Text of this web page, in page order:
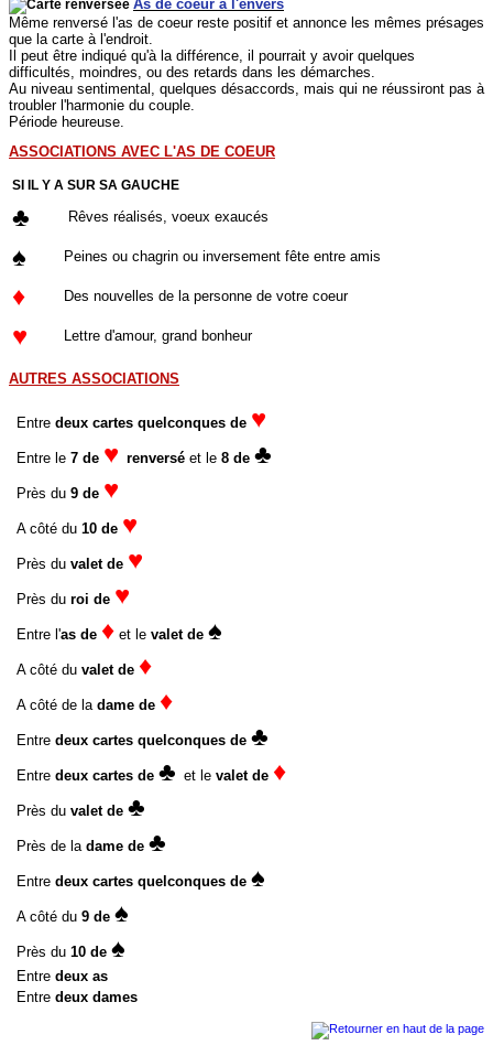
As de coeur à l'envers
Même renversé l'as de coeur reste positif et annonce les mêmes présages
que la carte à l'endroit.
Il peut être indiqué qu'à la différence, il pourrait y avoir quelques
difficultés, moindres, ou des retards dans les démarches.
Au niveau sentimental, quelques désaccords, mais qui ne réussiront pas à
troubler l'harmonie du couple.
Période heureuse.
ASSOCIATIONS AVEC L'AS DE COEUR
SI IL Y A SUR SA GAUCHE
♣ Rêves réalisés, voeux exaucés
♠ Peines ou chagrin ou inversement fête entre amis
♦ Des nouvelles de la personne de votre coeur
♥ Lettre d'amour, grand bonheur
AUTRES ASSOCIATIONS
Entre deux cartes quelconques de ♥
Entre le 7 de ♥ renversé et le 8 de ♣
Près du 9 de ♥
A côté du 10 de ♥
Près du valet de ♥
Près du roi de ♥
Entre l'as de ♦ et le valet de ♠
A côté du valet de ♦
A côté de la dame de ♦
Entre deux cartes quelconques de ♣
Entre deux cartes de ♣ et le valet de ♦
Près du valet de ♣
Près de la dame de ♣
Entre deux cartes quelconques de ♠
A côté du 9 de ♠
Près du 10 de ♠
Entre deux as
Entre deux dames